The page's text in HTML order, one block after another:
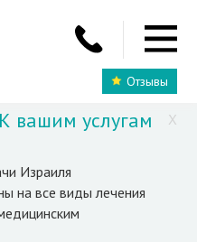
Отзывы
X
вашим услугам
Израиля
на все виды лечения